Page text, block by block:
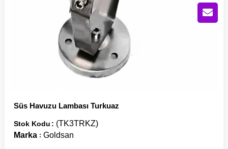
Süs Havuzu Lambası Turkuaz
(TK3TRKZ)
Stok Kodu
Marka : Goldsan